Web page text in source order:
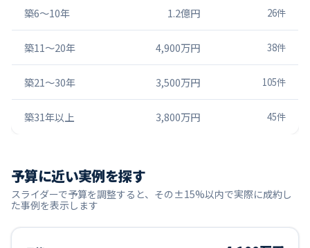
築6〜10年 1.2億円 26件
築11〜20年 4,900万円 38件
築21〜30年 3,500万円 105件
築31年以上 3,800万円 45件
予算に近い実例を探す
スライダーで予算を調整すると、その±15%以内で実際に成約し
た事例を表示します